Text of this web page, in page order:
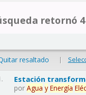
retornó
resaltado |
Estación
porAgua y Energía